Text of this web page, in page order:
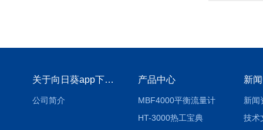
关于向日葵app下载安装官方免费下载
公司简介
产品中心
MBF4000平衡流量计
HT-3000热工宝典
新
新闻
技术